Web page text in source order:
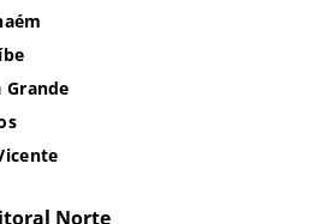
Grande
Norte